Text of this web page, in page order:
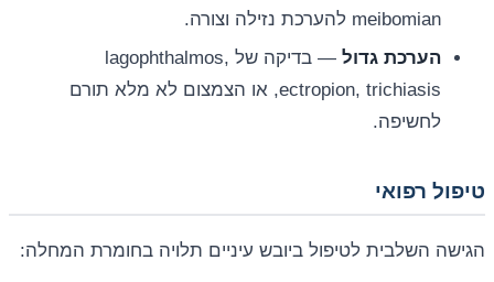
meibomian להערכת נזילה וצורה.
הערכת גדול
— בדיקה של lagophthalmos,
ectropion, trichiasis, או הצמצום לא מלא תורם
לחשיפה.
טיפול רפואי
הגישה השלבית לטיפול ביובש עיניים תלויה בחומרת המחלה: